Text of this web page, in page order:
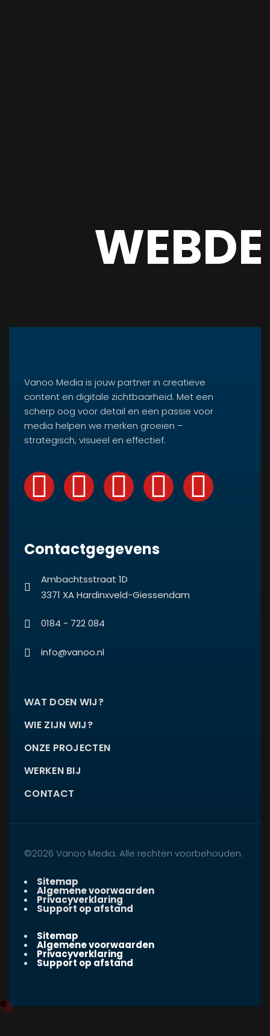
Vanoo Media is jouw partner in creatieve
content en digitale zichtbaarheid. Met een
scherp oog voor detail en een passie voor
media helpen we merken groeien –
strategisch, visueel en effectief.
Contactgegevens
Ambachtsstraat 1D
3371 XA Hardinxveld-Giessendam
0184 - 722 084
info@vanoo.nl
WAT DOEN WIJ?
WIE ZIJN WIJ?
ONZE PROJECTEN
WERKEN BIJ
CONTACT
©2026 Vanoo Media. Alle rechten voorbehouden.
Sitemap
Algemene voorwaarden
Privacyverklaring
Support op afstand
Sitemap
Algemene voorwaarden
Privacyverklaring
Support op afstand